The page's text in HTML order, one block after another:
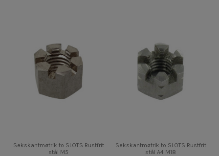
Sekskantmøtrik to SLOTS Rustfrit
stål M5
Sekskantmøtrik to SLOTS Rustfrit
stål A4 M18